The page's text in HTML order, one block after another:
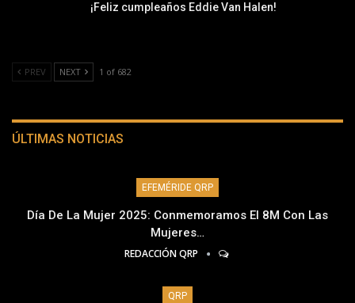
¡Feliz cumpleaños Eddie Van Halen!
PREV NEXT 1 of 682
ÚLTIMAS NOTICIAS
EFEMÉRIDE QRP
Día De La Mujer 2025: Conmemoramos El 8M Con Las
Mujeres…
REDACCIÓN QRP
QRP